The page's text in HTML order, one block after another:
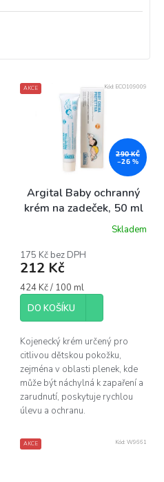
AKCE
290 KČ
–26 %
Argital Baby ochranný
krém na zadeček, 50 ml
Skladem
175 Kč bez DPH
212 Kč
Měrná
cena:
424 Kč / 100 ml
DO KOŠÍKU
Kojenecký krém určený pro
citlivou dětskou pokožku,
zejména v oblasti plenek, kde
může být náchylná k zapaření a
zarudnutí, poskytuje rychlou
úlevu a ochranu.
Kód: ECO109009
AKCE Kód: W9661